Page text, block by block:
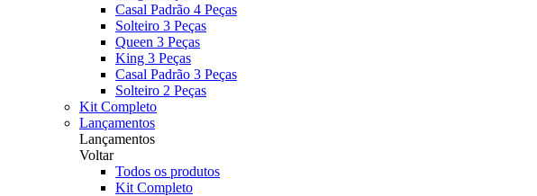
Casal Padrão 4 Peças
Solteiro 3 Peças
Queen 3 Peças
King 3 Peças
Casal Padrão 3 Peças
Solteiro 2 Peças
Kit Completo
Lançamentos
Lançamentos
Voltar
Todos os produtos
Kit Completo